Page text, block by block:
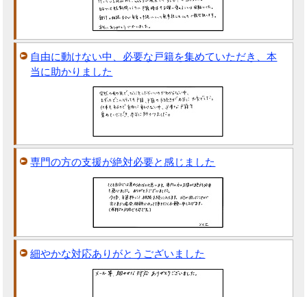
自由に動けない中、必要な戸籍を集めていただき、本
当に助かりました
専門の方の支援が絶対必要と感じました
細やかな対応ありがとうございました